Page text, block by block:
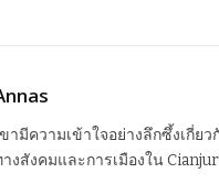
ขามีความเข้าใจอย่างลึกซึ้งเกี่
งสังคมและการเมืองใน